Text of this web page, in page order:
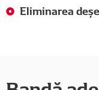
Eliminarea